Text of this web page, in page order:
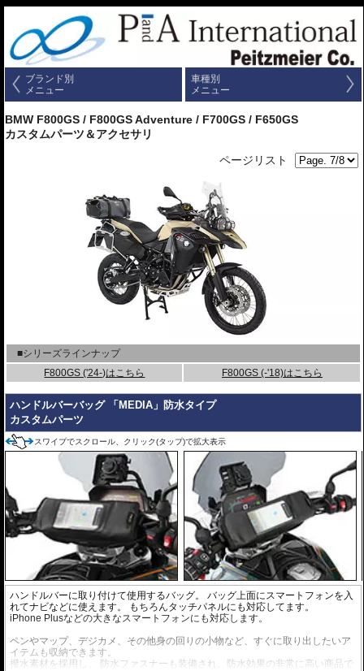
ブランド別
メニュー
車種別
メニュー
BMW F800GS / F800GS Adventure / F700GS / F650GS
カスタムパーツ＆アクセサリ
ページリスト
■シリーズラインナップ
F800GS ('24-)はこちら
F800GS (-'18)はこちら
ハンドルバーバッグ 「MEDIA」防水タイプ
カスタムパーツ
スワイプでスクロール、クリック(タップ)で拡大表示
ハンドルバーに取り付けて使用するバッグ。 バッグ上面にスマートフォンを入
れてナビなどに使えます。 もちろんタッチパネルにも対応してます。
iPhone Plusなどの大きなスマートフォンにも対応します。
ペンやマップ、デジカメ、その他身の回りの小物など、すぐに取り出したいア
イテムも収納できます。
撥水素材を採用し、 防水ファスナーも装備され、防水効果の非常に高い商品で